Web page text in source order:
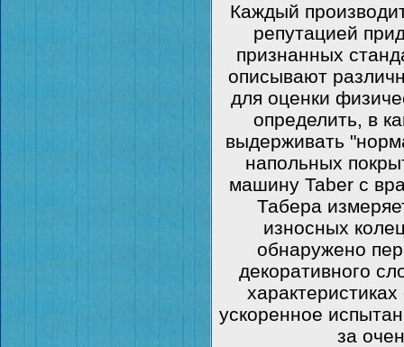
Каждый
репутацией
признанных
описывают
для оценки
определить, в
выдерживать
напольных
машину Taber с
Табера
износных
обнаружено
декоративного
ускоренное
за